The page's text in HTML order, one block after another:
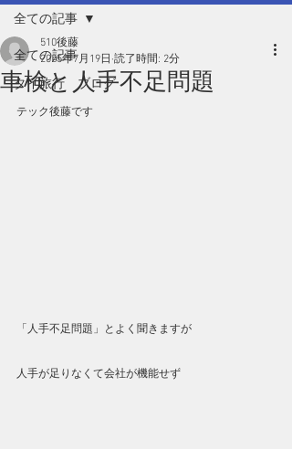
全ての記事
タイ旅行 ブログ
全ての記事
車検と人手不足問題
510後藤
2025年7月19日 読了時間: 2分
テック後藤です
「人手不足問題」とよく聞きますが
人手が足りなくて会社が機能せず